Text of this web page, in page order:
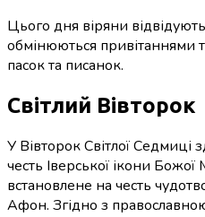
Цього дня віряни
обмінюються привітаннями
пасок та писанок.
Світлий Вівторок
У Вівторок Світлої Седмиці
честь Іверської ікони Божої
встановлене на честь
Афон. Згідно з